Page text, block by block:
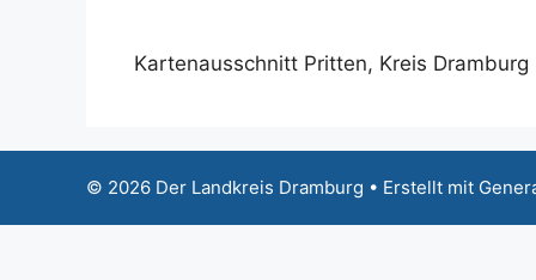
Kartenausschnitt Pritten, Kreis Dramburg
© 2026 Der Landkreis Dramburg • Erstellt mit